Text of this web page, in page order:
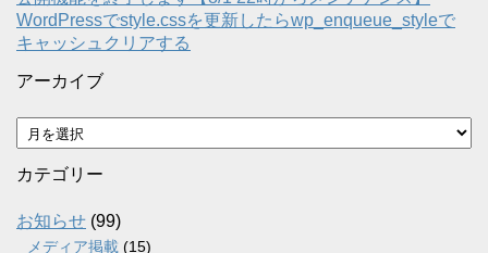
WordPressでstyle.cssを更新したらwp_enqueue_styleで
キャッシュクリアする
アーカイブ
ア
ー
カ
ブ
カテゴリー
お知らせ (99)
メディア掲載 (15)